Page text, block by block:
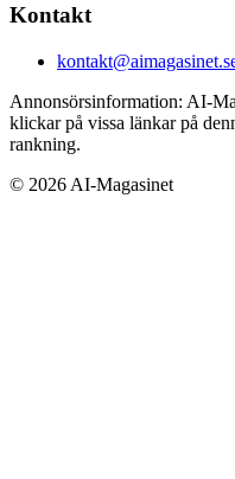
Kontakt
Annonsörsinformation: AI-
klickar på vissa länkar på
rankning.
© 2026 AI-Magasinet